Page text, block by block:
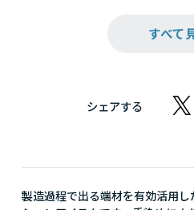
すべて
シェアする
製造過程で出る端材を有効活用